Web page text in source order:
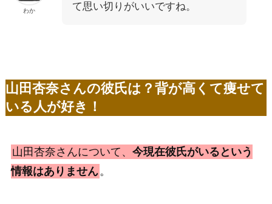
わか
て思い切りがいいですね。
山田杏奈さんの彼氏は？背が高くて痩せて
いる人が好き！
山田杏奈さんについて、 今現在彼氏がいるという
情報はありません。